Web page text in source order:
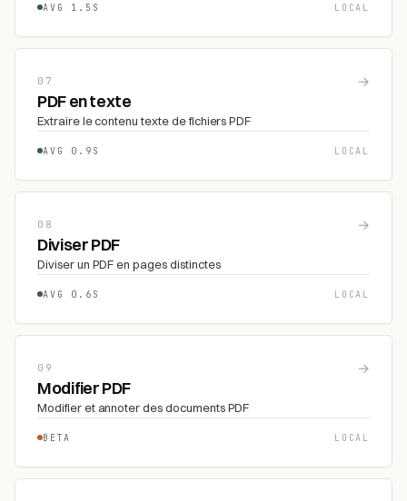
AVG 1.5S LOCAL
07 →
PDF en texte
Extraire le contenu texte de fichiers PDF
AVG 0.9S LOCAL
08 →
Diviser PDF
Diviser un PDF en pages distinctes
AVG 0.6S LOCAL
09 →
Modifier PDF
Modifier et annoter des documents PDF
BETA LOCAL